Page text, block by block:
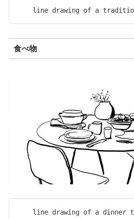
line drawing of a
食べ物
line drawing of a dinner